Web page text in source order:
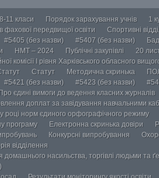
8-11 класи Порядок зарахування учнів
1
фахової передвищої освіти
Спортивні
#5405 (без назви) #5407 (без назви)
НМТ – 2024 Публічні закупівлі
20
комісії І рівня Харківського обласного
Статут Методична скринька
#5421 (без назви) #5423 (без назви)
Про єдині вимоги до ведення класних журналів
доплат за завідування навчальними
норм єдиного орфографічного режиму
програму
Електронна скринька довіри
Конкурсні випробування
відділення
насильства, торгівлі людьми та